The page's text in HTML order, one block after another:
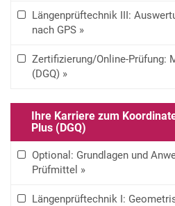
Längenprüftechnik III:
nach GPS »
Zertifizierung/Online-Prüfung:
(DGQ) »
Ihre Karriere zum
Plus (DGQ)
Optional: Grundlagen und
Prüfmittel »
Längenprüftechnik I: